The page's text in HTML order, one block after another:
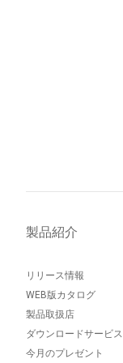
製品紹介
リリース情報
WEB版カタログ
製品取扱店
ダウンロードサービス
今月のプレゼント